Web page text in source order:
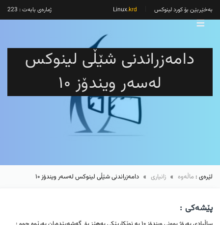
بەخێربێن بۆ کورد لینوکس .krd ژمارەی بابەت : 223
☰
دامەزراندنی شێڵی لینوکس
لەسەر ویندۆز ۱۰
لێرەی : ماڵەوە » زانیاری » دامەزراندنی شێڵی لینوکس لەسەر ویندۆز ۱۰
پێشەکی :